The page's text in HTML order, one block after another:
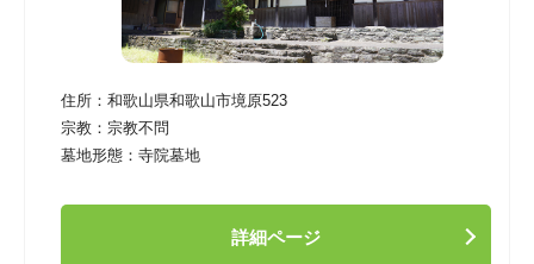
住所： 和歌山県和歌山市境原523
宗教： 宗教不問
墓地形態： 寺院墓地
詳細ページ